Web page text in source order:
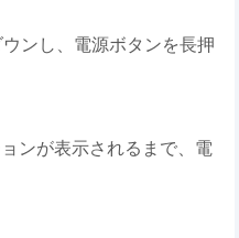
ンし、電源ボタンを長押
ンが表示されるまで、電